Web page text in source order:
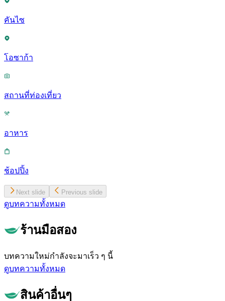
คันไซ
โอซาก้า
สถานที่ท่องเที่ยว
อาหาร
ช้อปปิ้ง
Next slide Previous slide
ดูบทความทั้งหมด
ร้านมือสอง
บทความใหม่กำลังจะมาเร็ว ๆ นี้
ดูบทความทั้งหมด
สินค้าอื่นๆ